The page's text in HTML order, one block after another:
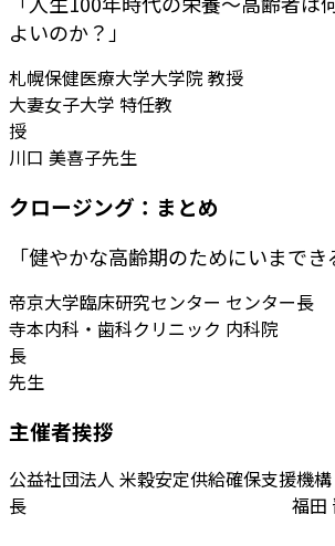
よいのか？」
札幌保健医療大学大学院 教授
大妻女子大学 特任教
川口 美喜子先生
クロージング：まとめ
「健やかな高齢期のためにいまでき
帝京大学臨床研究センター センター長
寺本内科・歯科クリニック 内科院
長 寺本
先生
主催者挨拶
公益社団法人 米穀安定供給確保支援機
長 福田